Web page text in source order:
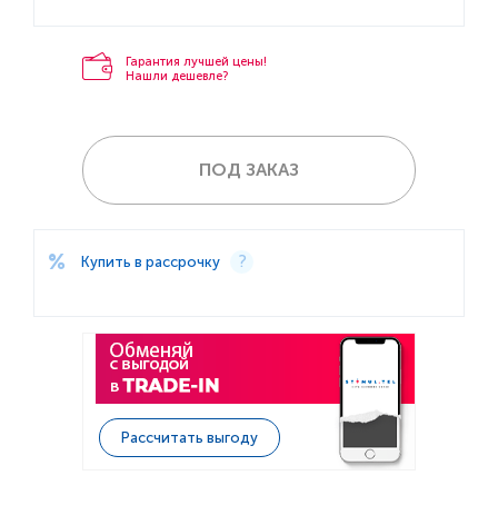
Гарантия лучшей цены!
Нашли дешевле?
ПОД ЗАКАЗ
Купить в рассрочку
Рассчитать выгоду